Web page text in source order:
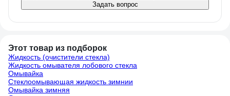
Задать вопрос
Этот товар из подборок
Жидкость (очистители стекла)
Жидкость омывателя лобового стекла
Омывайка
Стеклоомывающая жидкость зимнии
Омывайка зимняя